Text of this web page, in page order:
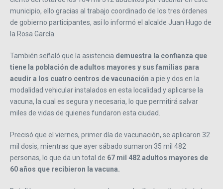
municipio, ello gracias al trabajo coordinado de los tres órdenes
de gobierno participantes, así lo informó el alcalde Juan Hugo de
la Rosa García.
También señaló que la asistencia demuestra la confianza que
tiene la población de adultos mayores y sus familias para
acudir a los cuatro centros de vacunación a pie y dos en la
modalidad vehicular instalados en esta localidad y aplicarse la
vacuna, la cual es segura y necesaria, lo que permitirá salvar
miles de vidas de quienes fundaron esta ciudad.
Precisó que el viernes, primer día de vacunación, se aplicaron 32
mil dosis, mientras que ayer sábado sumaron 35 mil 482
personas, lo que da un total de 67 mil 482 adultos mayores de
60 años que recibieron la vacuna.